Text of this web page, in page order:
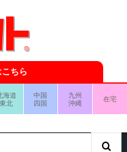
ちら
海道
東北
中国
四国
九州
沖縄
在宅